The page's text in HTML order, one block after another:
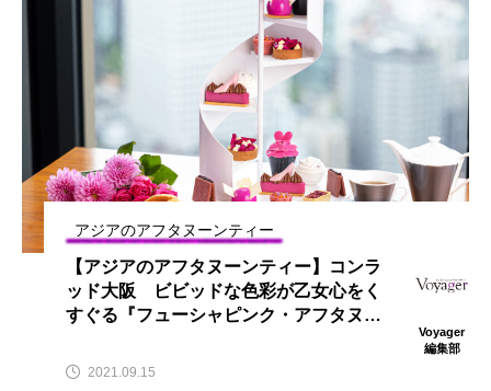
アジアのアフタヌーンティー
【アジアのアフタヌーンティー】コンラ
ッド大阪 ビビッドな色彩が乙女心をく
すぐる『フューシャピンク・アフタヌー
Voyager
編集部
2021.09.15